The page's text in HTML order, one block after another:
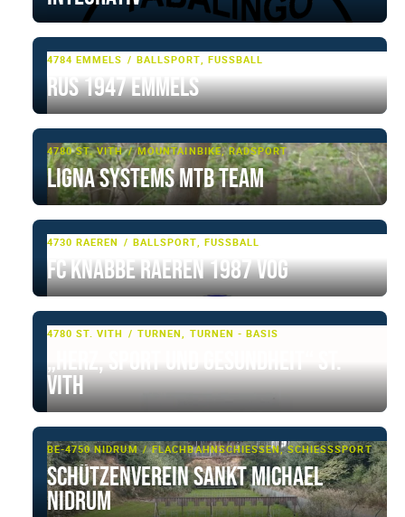
4784 EMMELS BALLSPORT, FUSSBALL
RUS 1947 Emmels
4780 ST. VITH MOUNTAINBIKE, RADSPORT
Ligna Systems MTB Team
4730 RAEREN BALLSPORT, FUSSBALL
FC Knabbe Raeren 1987 VOG
4780 ST. VITH TURNEN, TURNEN - BASIS
„Herz, Sport und Gesundheit“ St.
Vith
BE-4750 NIDRUM FLACHBAHNSCHIESSEN, SCHIESSSPORT
Schützenverein Sankt Michael
Nidrum